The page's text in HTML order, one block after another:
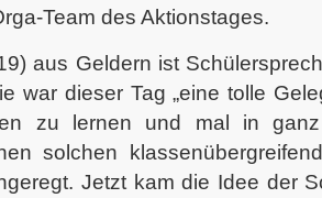
Team des Aktionstages.
aus Geldern ist
war dieser Tag „eine tolle
zu lernen und mal in
solchen
Jetzt kam die Idee der